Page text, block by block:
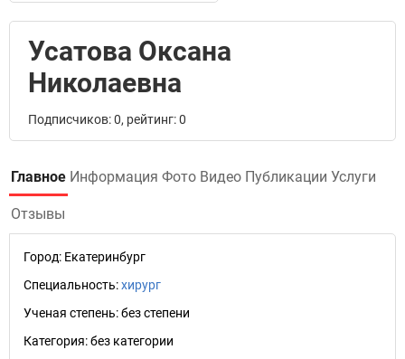
Усатова Оксана
Николаевна
Подписчиков: 0, рейтинг: 0
Главное Информация Фото Видео Публикации Услуги
Отзывы
Город: Екатеринбург
Специальность:хирург
Ученая степень:без степени
Категория:без категории